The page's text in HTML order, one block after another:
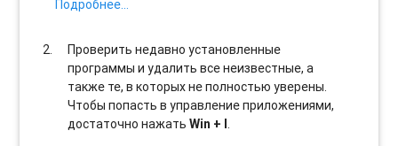
Подробнее…
Проверить недавно установленные
программы и удалить все неизвестные, а
также те, в которых не полностью уверены.
Чтобы попасть в управление приложениями,
достаточно нажатьWin + I.